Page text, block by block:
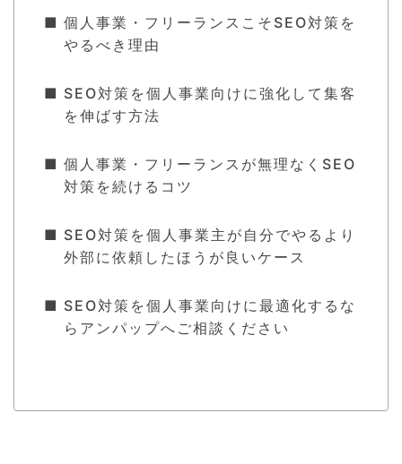
個人事業・フリーランスこそSEO対策を
やるべき理由
SEO対策を個人事業向けに強化して集客
を伸ばす方法
個人事業・フリーランスが無理なくSEO
対策を続けるコツ
SEO対策を個人事業主が自分でやるより
外部に依頼したほうが良いケース
SEO対策を個人事業向けに最適化するな
らアンパップへご相談ください